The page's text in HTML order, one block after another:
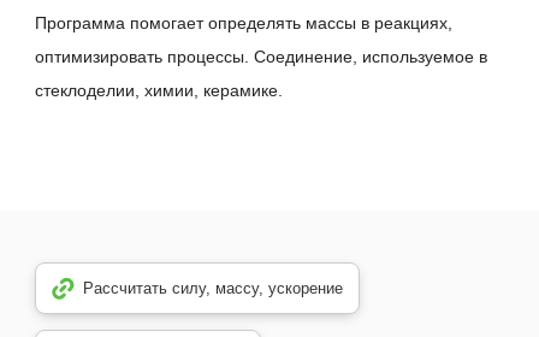
Программа помогает определять массы в реакциях,
оптимизировать процессы. Соединение, используемое в
стеклоделии, химии, керамике.
Рассчитать силу, массу, ускорение